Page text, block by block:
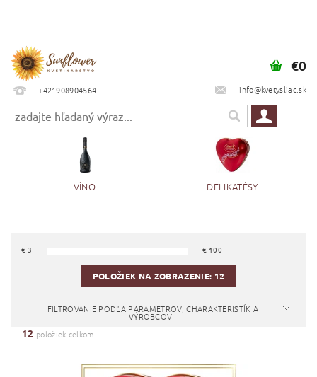
+421908904564 info@kvetysliac.sk
€0
VÍNO DELIKATÉSY
€ 3 € 100
POLOŽIEK NA ZOBRAZENIE: 12
FILTROVANIE PODĽA PARAMETROV, CHARAKTERISTÍK A
VÝROBCOV
12 položiek celkom